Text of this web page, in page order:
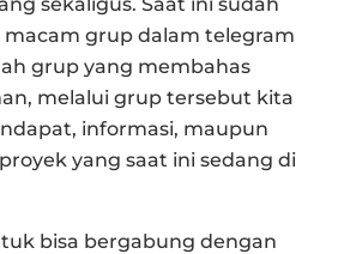
grup dalam telegram
grup yang membahas
melalui grup tersebut kita
informasi, maupun
yang saat ini sedang di
bisa bergabung dengan